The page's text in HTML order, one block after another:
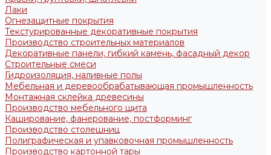
Лаки
Огнезащитные покрытия
Текстурированные декоративные покрытия
Производство строительных материалов
Декоративные панели, гибкий камень, фасадный декор
Строительные смеси
Гидроизоляция, наливные полы
Мебельная и деревообрабатывающая промышленность
Монтажная склейка древесины
Производство мебельного щита
Каширование, фанерование, постформинг
Производство столешниц
Полиграфическая и упавковочная промышленность
Производство картонной тары